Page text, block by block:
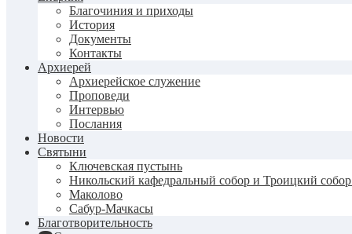
Благочиния и приходы
История
Документы
Контакты
Архиерей
Архиерейское служение
Проповеди
Интервью
Послания
Новости
Святыни
Ключевская пустынь
Никольский кафедральный собор и Троицкий собор
Маколово
Сабур-Мачкасы
Благотворительность